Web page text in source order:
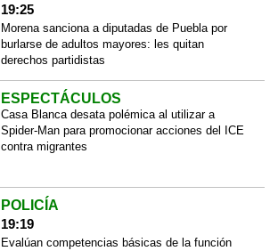
19:25
Morena sanciona a diputadas de Puebla por
burlarse de adultos mayores: les quitan
derechos partidistas
ESPECTÁCULOS
Casa Blanca desata polémica al utilizar a
Spider-Man para promocionar acciones del ICE
contra migrantes
POLICÍA
19:19
Evalúan competencias básicas de la función